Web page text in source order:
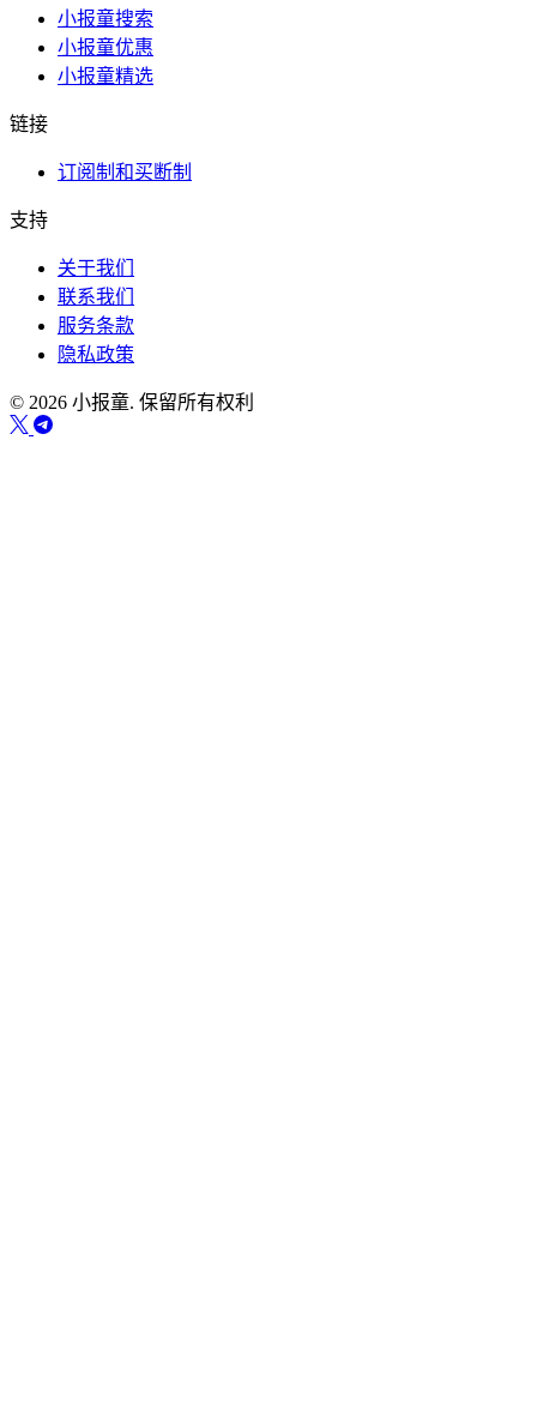
小报童搜索
小报童优惠
小报童精选
链接
订阅制和买断制
支持
关于我们
联系我们
服务条款
隐私政策
© 2026 小报童. 保留所有权利